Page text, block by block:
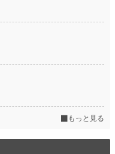
もっと見る